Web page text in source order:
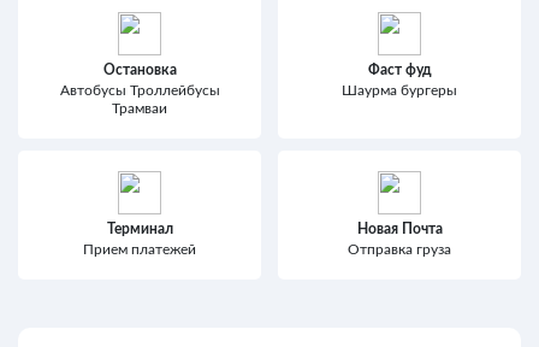
Остановка
Автобусы Троллейбусы
Трамваи
Фаст фуд
Шаурма бургеры
Терминал
Прием платежей
Новая Почта
Отправка груза